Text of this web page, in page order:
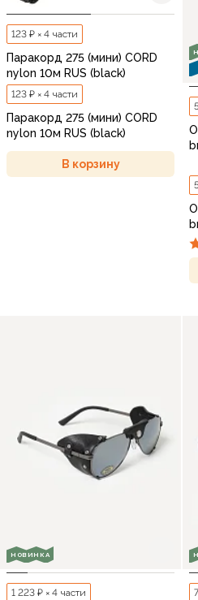
123 ₽ × 4 части
Паракорд 275 (мини) CORD
nylon 10м RUS (black)
123 ₽ × 4 части
Паракорд 275 (мини) CORD
nylon 10м RUS (black)
В корзину
НОВИНКА
1 223 ₽ × 4 части